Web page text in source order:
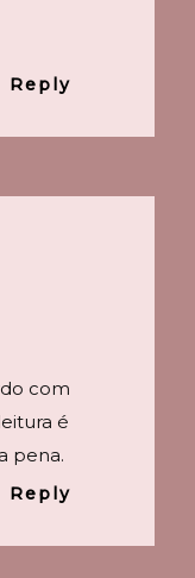
Reply
com
é
pena.
Reply